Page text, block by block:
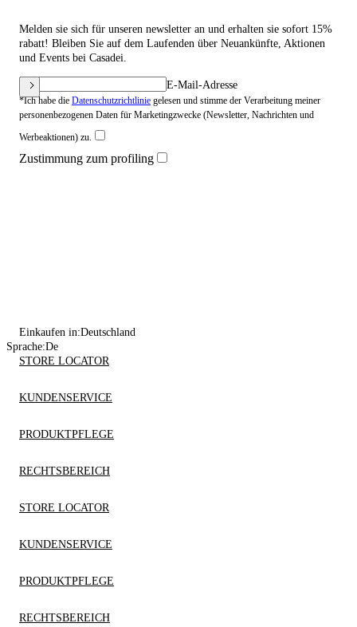
Melden sie sich für unseren newsletter an und erhalten sie sofort 15%
rabatt! Bleiben Sie auf dem Laufenden über Neuankünfte, Aktionen
und Events bei Casadei.
E-Mail-Adresse
*Ich habe die Datenschutzrichtlinie gelesen und stimme der Verarbeitung meiner
personenbezogenen Daten für Marketingzwecke (Newsletter, Nachrichten und
Werbeaktionen) zu.
Zustimmung zum profiling
Einkaufen in:Deutschland
Sprache:De
STORE LOCATOR
KUNDENSERVICE
PRODUKTPFLEGE
RECHTSBEREICH
STORE LOCATOR
KUNDENSERVICE
PRODUKTPFLEGE
RECHTSBEREICH